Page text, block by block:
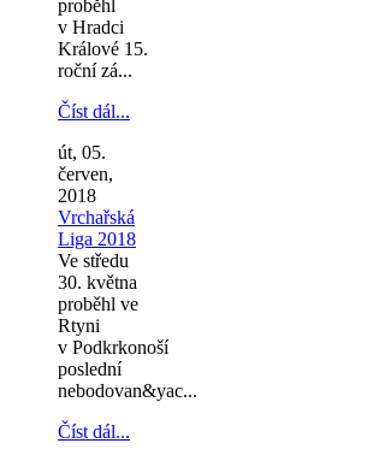
proběhl
v Hradci
Králové 15.
roční zá...
Číst dál...
út, 05.
červen,
2018
Vrchařská
Liga 2018
Ve středu
30. května
proběhl ve
Rtyni
v Podkrkonoší
poslední
nebodovan&yac...
Číst dál...